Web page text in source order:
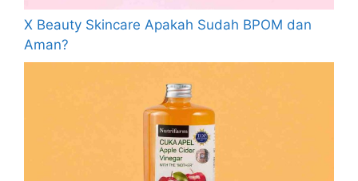
X Beauty Skincare Apakah Sudah BPOM dan
Aman?